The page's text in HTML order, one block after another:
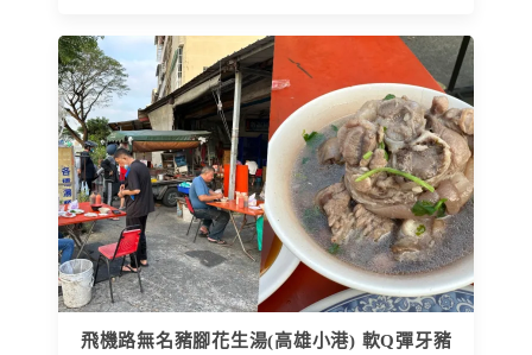
飛機路無名豬腳花生湯(高雄小港) 軟Q彈牙豬